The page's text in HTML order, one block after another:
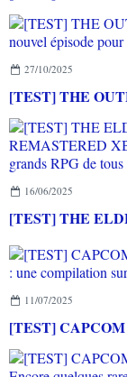
27/10/2025
16/06/2025
11/07/2025